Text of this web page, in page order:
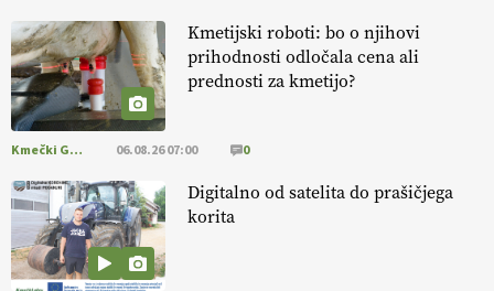
KMETIJSKA LIGA PRVAKOV: POMLADITEV
KMETIJSKE EKIPE
KMETIJSKA LIGA PRVAKOV: UKRAJINA vs.
EVROPA
EKOloško = logično: ekološka kmetija
B'ZGAR
Kmetijski roboti: bo o njihovi
prihodnosti odločala cena ali
prednosti za kmetijo?
Kmečki Glas 06.08.26 07:00 0
Digitalno od satelita do prašičjega
korita